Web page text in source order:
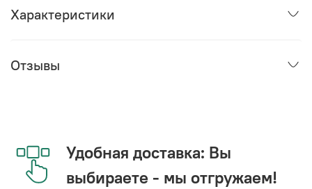
Характеристики
Отзывы
Удобная доставка: Вы
выбираете - мы отгружаем!